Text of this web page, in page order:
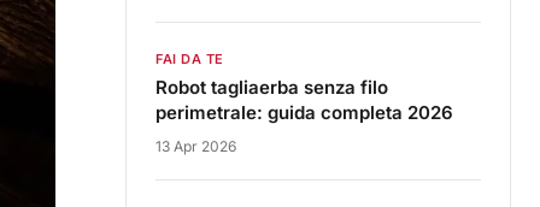
FAI DA TE
Robot tagliaerba senza filo
perimetrale: guida completa 2026
13 Apr 2026